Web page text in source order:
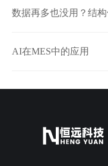
数据再多也没用？结
AI在MES中的应用